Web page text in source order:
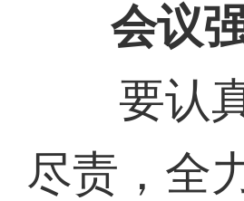
会议
要认真
尽责，全